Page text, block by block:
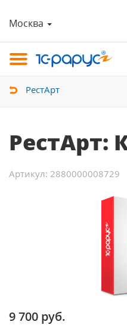
Москва
РестАрт
РестАрт:
Артикул: 2880000008729
9 700 руб.